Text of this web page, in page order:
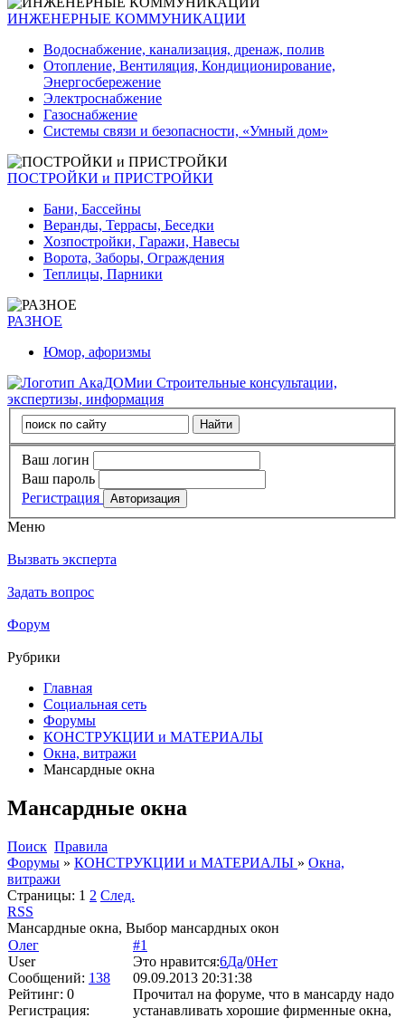
ИНЖЕНЕРНЫЕ КОММУНИКАЦИИ
Водоснабжение, канализация, дренаж, полив
Отопление, Вентиляция, Кондиционирование,
Энергосбережение
Электроснабжение
Газоснабжение
Системы связи и безопасности, «Умный дом»
ПОСТРОЙКИ и ПРИСТРОЙКИ
Бани, Бассейны
Веранды, Террасы, Беседки
Хозпостройки, Гаражи, Навесы
Ворота, Заборы, Ограждения
Теплицы, Парники
РАЗНОЕ
Юмор, афоризмы
Строительные консультации,
экспертизы, информация
Ваш логин
Ваш пароль
Регистрация
Меню
Вызвать эксперта
Задать вопрос
Форум
Рубрики
Главная
Социальная сеть
Форумы
КОНСТРУКЦИИ и МАТЕРИАЛЫ
Окна, витражи
Мансардные окна
Мансардные окна
Поиск Правила
Форумы » КОНСТРУКЦИИ и МАТЕРИАЛЫ » Окна,
витражи
Страницы: 1 2 След.
RSS
Мансардные окна, Выбор мансардных окон
Олег
User
Сообщений: 138
Рейтинг: 0
Регистрация:
#1
Это нравится:6Да/0Нет
09.09.2013 20:31:38
Прочитал на форуме, что в мансарду надо
устанавливать хорошие фирменные окна,